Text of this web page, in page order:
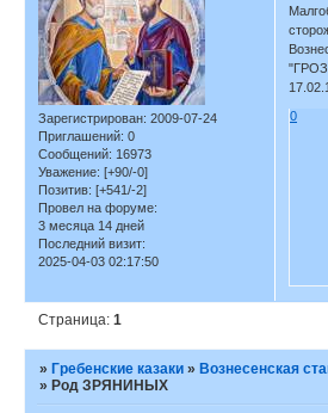
Зарегистрирован: 2009-07-24
Приглашений: 0
Сообщений: 16973
Уважение: [+90/-0]
Позитив: [+541/-2]
Провел на форуме:
3 месяца 14 дней
Последний визит:
2025-04-03 02:17:50
0
Страница:1
» Гребенские казаки » Вознесенская
» Род ЗРЯНИНЫХ